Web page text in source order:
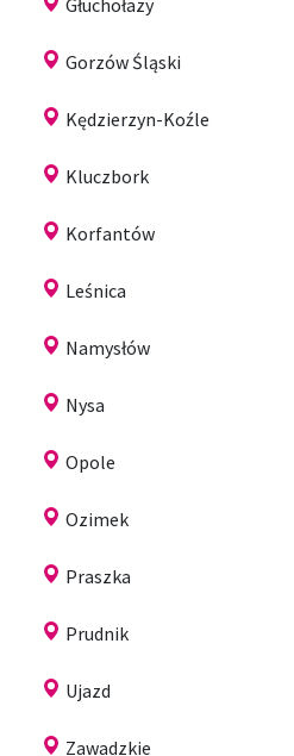
Gorzów Śląski
Kędzierzyn-Koźle
Kluczbork
Korfantów
Leśnica
Namysłów
Nysa
Opole
Ozimek
Praszka
Prudnik
Ujazd
Zawadzkie